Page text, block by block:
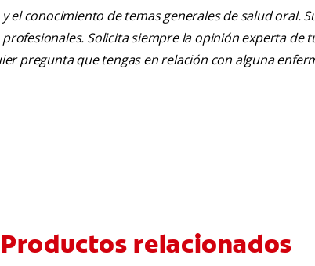
el conocimiento de temas generales de salud oral.
Solicita siempre la opinión experta de
pregunta que tengas en relación con alguna
Productos relacionados